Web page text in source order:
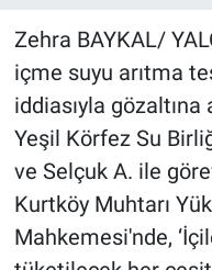
Zehra BAYKAL/
içme suyu arıtma
iddiasıyla gözaltına
Yeşil Körfez Su
ve Selçuk A. ile
Kurtköy Muhtarı
Mahkemesi'nde,